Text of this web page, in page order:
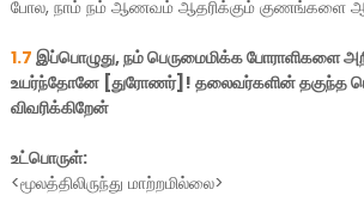
போல, நாம் நம் ஆணவம் ஆதரிக்கும் குணங்களை
1.7 இப்பொழுது, நம் பெருமைமிக்க போராளிகளை
உயர்ந்தோனே [துரோணர்]! தலைவர்களின் தகுந்த
விவரிக்கிறேன்
உட்பொருள்:
<மூலத்திலிருந்து மாற்றமில்லை>